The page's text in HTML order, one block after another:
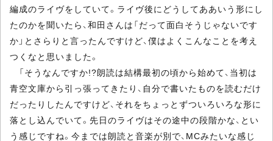
編成のライヴをしていて。ライヴ後にどうしてああいう形にし
たのかを聞いたら、和田さんは「だって面白そうじゃないです
か」とさらりと言ったんですけど、僕はよくこんなことを考え
つくなと思いました。
「そうなんですか!?朗読は結構最初の頃から始めて、当初は
青空文庫から引っ張ってきたり、自分で書いたものを読むだけ
だったりしたんですけど、それをちょっとずついろいろな形に
落とし込んでいて。先日のライヴはその途中の段階かな、とい
う感じですね。今までは朗読と音楽が別で、MCみたいな感じ